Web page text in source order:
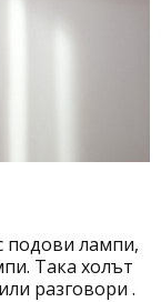
подови лампи,
Така холът
разговори .